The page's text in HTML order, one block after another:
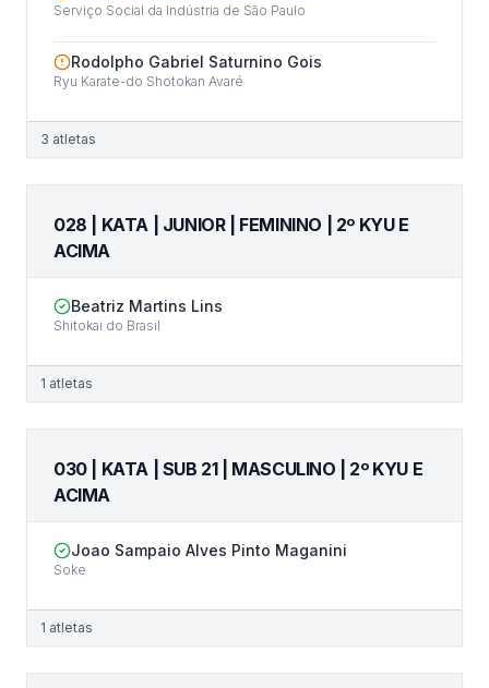
Serviço Social da Indústria de São Paulo
Rodolpho Gabriel Saturnino Gois
Ryu Karate-do Shotokan Avaré
3 atletas
028 | KATA | JUNIOR | FEMININO | 2º KYU E
ACIMA
Beatriz Martins Lins
Shitokai do Brasil
1 atletas
030 | KATA | SUB 21 | MASCULINO | 2º KYU E
ACIMA
Joao Sampaio Alves Pinto Maganini
Soke
1 atletas